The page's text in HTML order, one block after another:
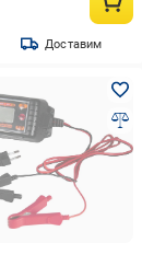
Доставим